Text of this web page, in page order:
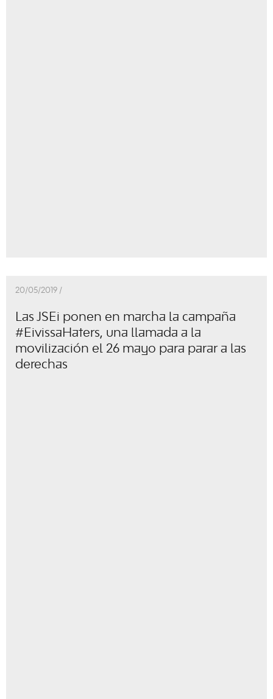
20/05/2019 /
Las JSEi ponen en marcha la campaña
#EivissaHaters, una llamada a la
movilización el 26 mayo para parar a las
derechas